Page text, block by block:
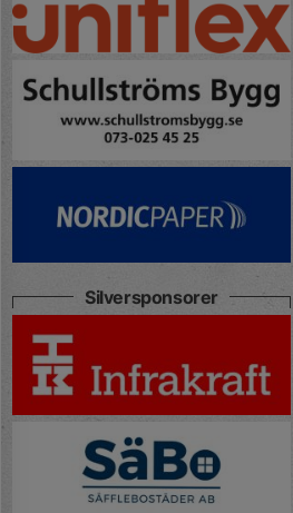
Silversponsorer